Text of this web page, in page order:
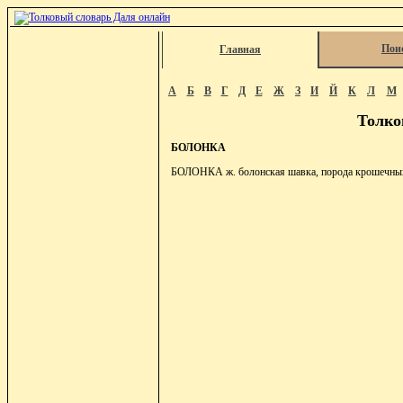
Главная
А Б В Г Д Е Ж З И Й К Л М
БОЛОНКА
БОЛОНКА ж. болонская шавка, порода